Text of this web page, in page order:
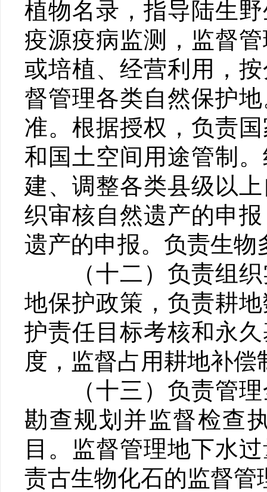
植物名录，指导陆生
疫源疫病监测，监督
或培植、经营利用，
督管理各类自然保护
准。根据授权，负责
和国土空间用途管制
建、调整各类县级以
织审核自然遗产的申
遗产的申报。负责生
（十二）负责组织
地保护政策，负责耕
护责任目标考核和永
度，监督占用耕地补偿
（十三）负责管理
勘查规划并监督检查
目。监督管理地下水
责古生物化石的监督管